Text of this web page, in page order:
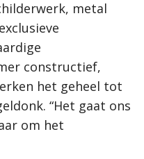
metal
constructief,
het geheel tot
“Het gaat ons
om het